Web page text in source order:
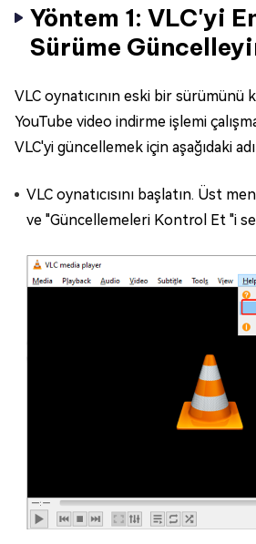
Yöntem 1: VLC'yi
Sürüme
VLC oynatıcının eski bir sürümünü
YouTube video indirme işlemi
VLC'yi güncellemek için aşağıdaki
VLC oynatıcısını başlatın. Üst
ve "Güncellemeleri Kontrol Et "i